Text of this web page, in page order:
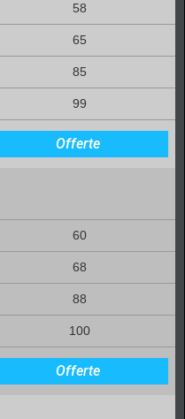
58
65
85
99
Offerte
60
68
88
100
Offerte